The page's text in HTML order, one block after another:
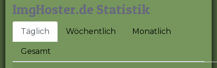
ImgHoster.de Statistik
Täglich Wöchentlich Monatlich
Gesamt